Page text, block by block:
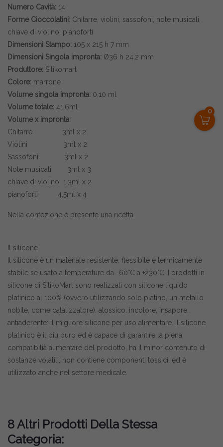
0
Numero Cavità: 14
Forme Cioccolatini: Chitarre, violini, sassofoni, note musicali,
chiave di violino, pianoforti
Dimensioni Stampo: 105 x 215 h 7 mm
Dimensioni Singola impronta: Ø36 h 24,2 mm
Produttore: Silikomart
Colore: marrone
Volume singola impronta: 0,10 ml
Volume totale: 41,6ml
Volume x impronta:
Chitarre 3ml x 2
Violini 3ml x 2
Sassofoni 3ml x 2
Note musicali 3ml x 3
chiave di violino 1,3ml x 2
pianoforti 4,5ml x 4
Nella confezione è presente una ricetta.
Il silicone
Il silicone è un materiale resistente, flessibile e termicamente
stabile se usato a temperature da -60°C a +230°C. I prodotti in
silicone di SilikoMart sono realizzati con silicone liquido
platinico al 100% (ovvero utilizzando solo platino, un metallo
nobile, come catalizzatore), atossico, incolore, insapore,
antiaderente: il migliore silicone per uso alimentare. Il silicone
platinico è il più puro ed è capace di garantire la piena
compatibilià alimentare del prodotto, ha il minor contenuto di
sostanze volatili, non contiene componenti tossici, ed è
utilizzato anche nel settore medicale.
8 Altri Prodotti Della Stessa
Categoria: